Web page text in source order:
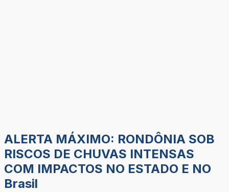
ALERTA MÁXIMO: RONDÔNIA SOB
RISCOS DE CHUVAS INTENSAS
COM IMPACTOS NO ESTADO E NO
Brasil